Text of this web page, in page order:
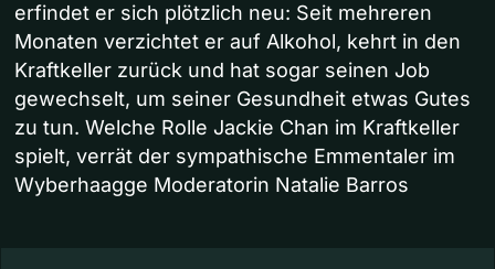
erfindet er sich plötzlich neu: Seit mehreren
Monaten verzichtet er auf Alkohol, kehrt in den
Kraftkeller zurück und hat sogar seinen Job
gewechselt, um seiner Gesundheit etwas Gutes
zu tun. Welche Rolle Jackie Chan im Kraftkeller
spielt, verrät der sympathische Emmentaler im
Wyberhaagge Moderatorin Natalie Barros